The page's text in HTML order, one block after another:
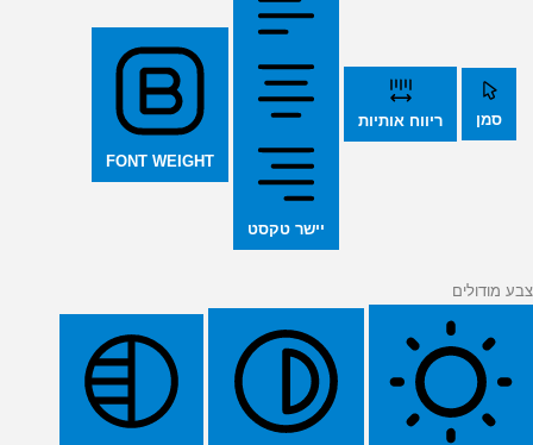
סמן ריווח אותיות
יישר טקסט
FONT WEIGHT
צבע מודולים